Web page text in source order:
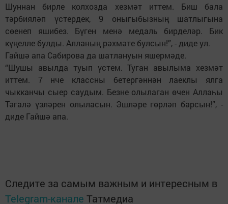
Шуннан бирле колхозда хезмәт иттем. Биш бала
тәрбияләп үстердек, 9 оныгыбызның шатлыгына
сөенеп яшибез. Бүген менә медаль бирделәр. Бик
күңелле булды. Алланың рәхмәте булсын!”, - диде ул.
Гайшә апа Сабирова да шатлануын яшермәде.
“Шушы авылда туып үстем. Туган авылыма хезмәт
иттем. 7 нче классны бетергәннән лаеклы ялга
чыкканчы сыер саудым. Безне олылаган өчен Аллаһы
Тәгалә үзләрен олыласын. Эшләре гөрләп барсын!”, -
диде Гайшә апа.
Следите за самым важным и интересным в
Telegram-канале Татмедиа